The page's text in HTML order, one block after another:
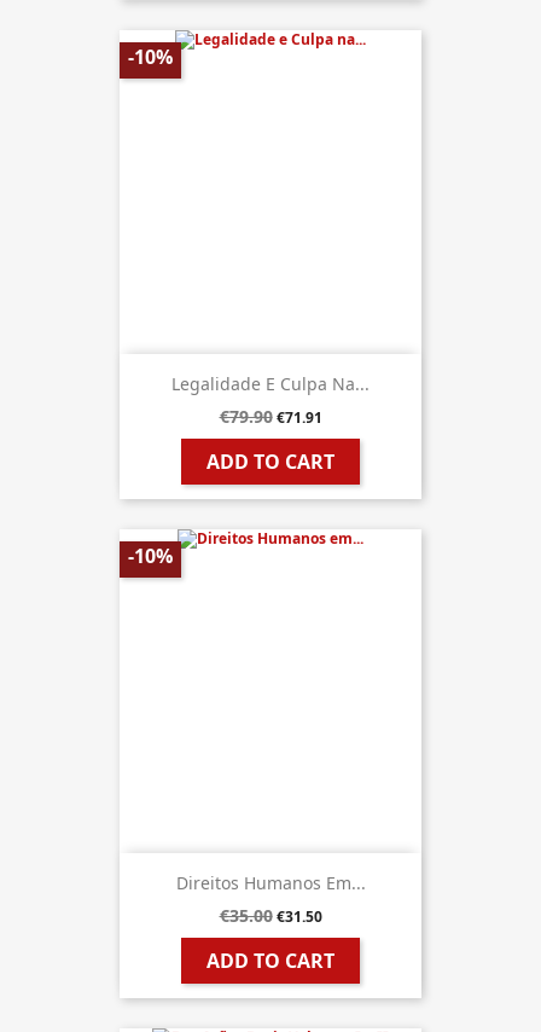
Legalidade E Culpa Na...
€79.90 €71.91
ADD TO CART
-10%
Direitos Humanos Em...
€35.00 €31.50
ADD TO CART
-10%